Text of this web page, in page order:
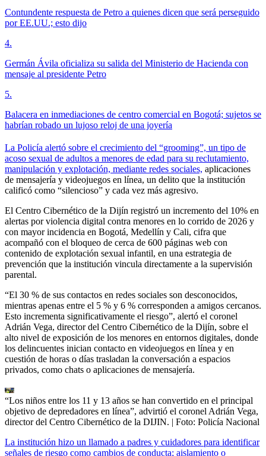
Contundente respuesta de Petro a quienes dicen que será perseguido
por EE.UU.; esto dijo
4.
Germán Ávila oficializa su salida del Ministerio de Hacienda con
mensaje al presidente Petro
5.
Balacera en inmediaciones de centro comercial en Bogotá; sujetos se
habrían robado un lujoso reloj de una joyería
La Policía alertó sobre el crecimiento del “grooming”, un tipo de
acoso sexual de adultos a menores de edad para su reclutamiento,
manipulación y explotación, mediante redes sociales, aplicaciones
de mensajería y videojuegos en línea, un delito que la institución
calificó como “silencioso” y cada vez más agresivo.
El Centro Cibernético de la Dijín registró un incremento del 10% en
alertas por violencia digital contra menores en lo corrido de 2026 y
con mayor incidencia en Bogotá, Medellín y Cali, cifra que
acompañó con el bloqueo de cerca de 600 páginas web con
contenido de explotación sexual infantil, en una estrategia de
prevención que la institución vincula directamente a la supervisión
parental.
“El 30 % de sus contactos en redes sociales son desconocidos,
mientras apenas entre el 5 % y 6 % corresponden a amigos cercanos.
Esto incrementa significativamente el riesgo”, alertó el coronel
Adrián Vega, director del Centro Cibernético de la Dijín, sobre el
alto nivel de exposición de los menores en entornos digitales, donde
los delincuentes inician contacto en videojuegos en línea y en
cuestión de horas o días trasladan la conversación a espacios
privados, como chats o aplicaciones de mensajería.
“Los niños entre los 11 y 13 años se han convertido en el principal
objetivo de depredadores en línea”, advirtió el coronel Adrián Vega,
director del Centro Cibernético de la DIJIN. | Foto: Policía Nacional
La institución hizo un llamado a padres y cuidadores para identificar
señales de riesgo como cambios de conducta; aislamiento o